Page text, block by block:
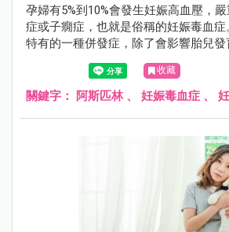
孕婦有5%到10%會發生妊娠高血壓，
症或子癇症，也就是俗稱的妊娠毒血
特有的一種併發症，除了會影響胎兒發
產，甚至危及孕婦及胎兒的生命。頂尖
（New England Journal of Medicine）
研究，證實低劑量阿斯匹林可以預防妊
收藏
關鍵字： 阿斯匹林、 妊娠毒血症 、